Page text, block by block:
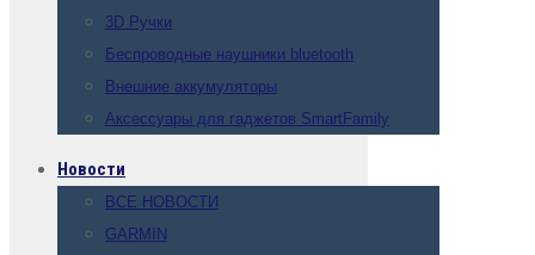
3D Ручки
Беспроводные наушники bluetooth
Внешние аккумуляторы
Аксессуары для гаджетов SmartFamily
Новости
ВСЕ НОВОСТИ
GARMIN